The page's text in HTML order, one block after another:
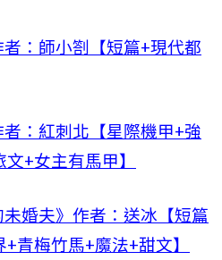
者：師小劄【短篇+現代都
者：紅刺北【星際機甲+強
+女主有馬甲】
未婚夫》作者：送冰【短篇
青梅竹馬+魔法+甜文】